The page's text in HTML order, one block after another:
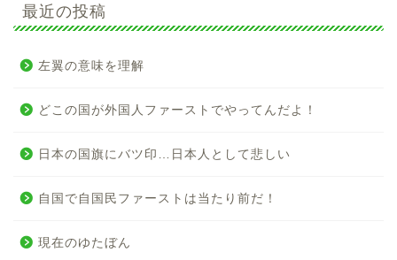
最近の投稿
左翼の意味を理解
どこの国が外国人ファーストでやってんだよ！
日本の国旗にバツ印…日本人として悲しい
自国で自国民ファーストは当たり前だ！
現在のゆたぼん